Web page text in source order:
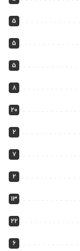
5
5
5
8
20
2
7
2
13
22
6